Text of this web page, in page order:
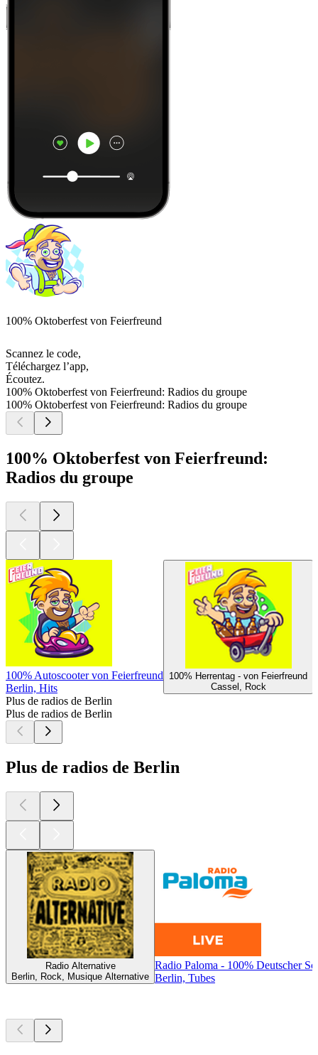
100% Oktoberfest von Feierfreund
Scannez le code,
Téléchargez l’app,
Écoutez.
100% Oktoberfest von Feierfreund: Radios du groupe
100% Oktoberfest von Feierfreund: Radios du groupe
100% Oktoberfest von Feierfreund:
Radios du groupe
100% Autoscooter von Feierfreund
Berlin, Hits
100% Herrentag - von Feierfreund
Cassel, Rock
Plus de radios de Berlin
Plus de radios de Berlin
Plus de radios de Berlin
Radio Alternative
Berlin, Rock, Musique Alternative
Radio Paloma - 100% Deutscher
Berlin, Tubes